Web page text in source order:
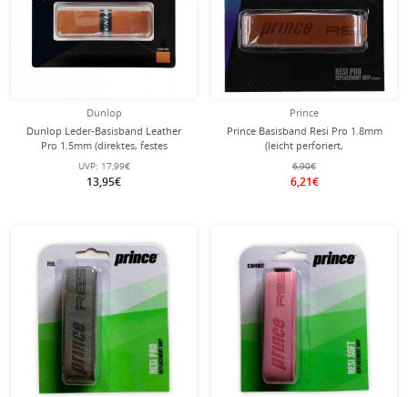
Dunlop
Dunlop Leder-Basisband Leather
Pro 1.5mm (direktes, festes
Griffgefühl) braun - 1 Stück
UVP: 17,99€
13,95€
Prince
Prince Basisband Resi Pro 1.8mm
(leicht perforiert,
Schweissabsorbtion) braun - 1 Stück
6,90€
6,21€